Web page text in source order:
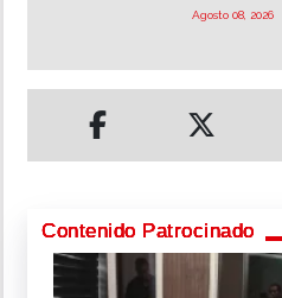
Agosto 08, 2026
Contenido Patrocinado